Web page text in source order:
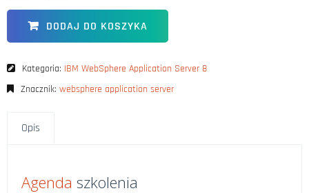
DODAJ DO KOSZYKA
Kategoria: IBM WebSphere Application Server 8
Znacznik: websphere application server
Opis
Agenda szkolenia